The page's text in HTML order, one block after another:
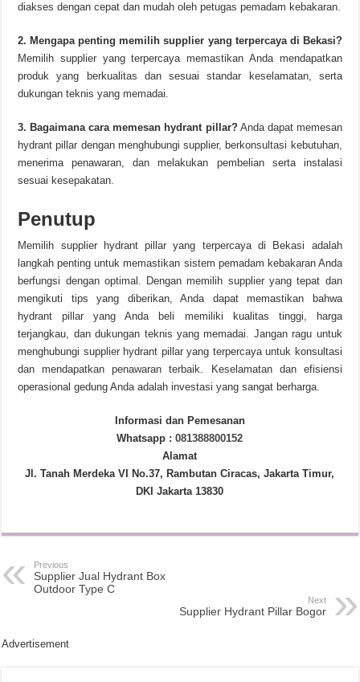
diakses dengan cepat dan mudah oleh petugas pemadam kebakaran.
2. Mengapa penting memilih supplier yang terpercaya di Bekasi?
Memilih supplier yang terpercaya memastikan Anda mendapatkan
produk yang berkualitas dan sesuai standar keselamatan, serta
dukungan teknis yang memadai.
3. Bagaimana cara memesan hydrant pillar?Anda dapat memesan
hydrant pillar dengan menghubungi supplier, berkonsultasi kebutuhan,
menerima penawaran, dan melakukan pembelian serta instalasi
sesuai kesepakatan.
Penutup
Memilih supplier hydrant pillar yang terpercaya di Bekasi adalah
langkah penting untuk memastikan sistem pemadam kebakaran Anda
berfungsi dengan optimal. Dengan memilih supplier yang tepat dan
mengikuti tips yang diberikan, Anda dapat memastikan bahwa
hydrant pillar yang Anda beli memiliki kualitas tinggi, harga
terjangkau, dan dukungan teknis yang memadai. Jangan ragu untuk
menghubungi supplier hydrant pillar yang terpercaya untuk konsultasi
dan mendapatkan penawaran terbaik. Keselamatan dan efisiensi
operasional gedung Anda adalah investasi yang sangat berharga.
Informasi dan Pemesanan
Whatsapp :081388800152
Alamat
Jl. Tanah Merdeka VI No.37, Rambutan Ciracas, Jakarta Timur,
DKI Jakarta 13830
Previous
Supplier Jual Hydrant Box
Outdoor Type C
Next
Supplier Hydrant Pillar Bogor
Advertisement